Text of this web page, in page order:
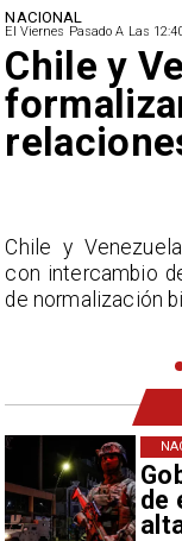
de
NACIONAL
El Viernes Pasado A Las
Feriantes
de
Fabiola
La
considera
Campillai como